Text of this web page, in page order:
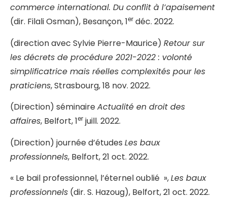
commerce international. Du conflit à l’apaisement
(dir. Filali Osman), Besançon, 1er déc. 2022.
(direction avec Sylvie Pierre-Maurice) Retour sur
les décrets de procédure 2021-2022 : volonté
simplificatrice mais réelles complexités pour les
praticiens, Strasbourg, 18 nov. 2022.
(Direction) séminaireActualité en droit des
affaires, Belfort, 1er juill. 2022.
(Direction) journée d’études Les baux
professionnels, Belfort, 21 oct. 2022.
« Le bail professionnel, l’éternel oublié »,Les baux
professionnels (dir. S. Hazoug), Belfort, 21 oct. 2022.